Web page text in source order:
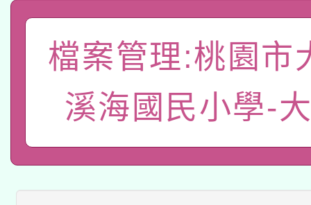
一案。
答一案
有關本府115年70歲以
人員健康講座「吃得安
心」，鼓勵退休同仁踴
案。
本校115學年度第2次
招甄選結果公告(無人
招)
本館辦理115年度閱讀
暨閱讀推動專業研習
科技賦能─人工智慧
礎課程
A3數位素養講師名單
檔案管理:桃園市
溪海國民小學-